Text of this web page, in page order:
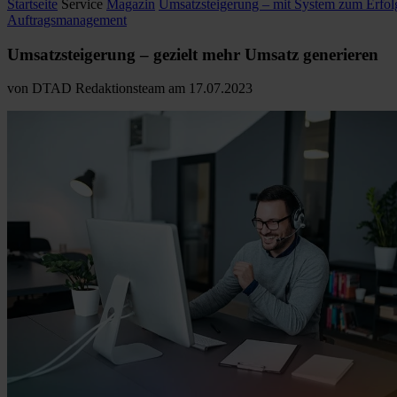
Startseite Service Magazin Umsatzsteigerung – mit System zum
Auftragsmanagement
Umsatzsteigerung – gezielt mehr Umsatz generieren
von DTAD Redaktionsteam am 17.07.2023